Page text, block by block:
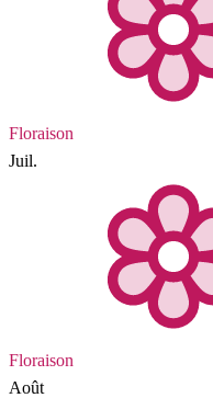
Floraison
Juil.
Floraison
Août